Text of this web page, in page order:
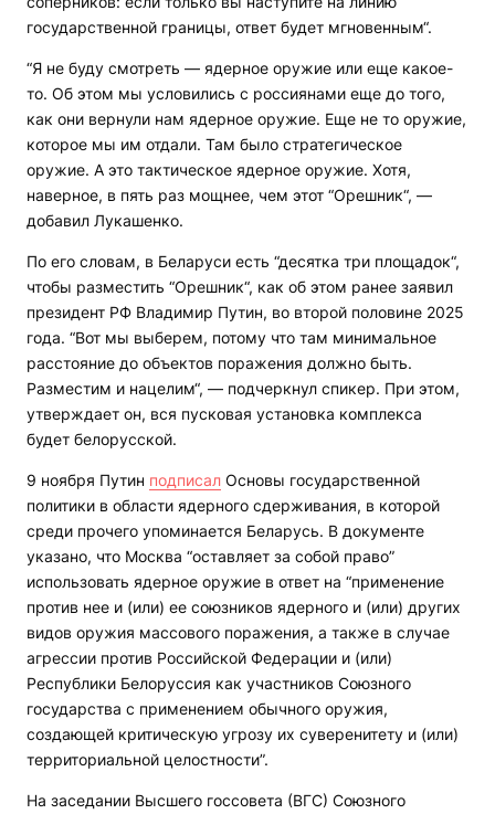
государственной границы, ответ будет мгновенным“.
“Я не буду смотреть — ядерное оружие или еще какое-
то. Об этом мы условились с россиянами еще до того,
как они вернули нам ядерное оружие. Еще не то оружие,
которое мы им отдали. Там было стратегическое
оружие. А это тактическое ядерное оружие. Хотя,
наверное, в пять раз мощнее, чем этот “Орешник“, —
добавил Лукашенко.
По его словам, в Беларуси есть “десятка три площадок“,
чтобы разместить “Орешник“, как об этом ранее заявил
президент РФ Владимир Путин, во второй половине 2025
года. “Вот мы выберем, потому что там минимальное
расстояние до объектов поражения должно быть.
Разместим и нацелим“, — подчеркнул спикер. При этом,
утверждает он, вся пусковая установка комплекса
будет белорусской.
9 ноября Путин подписал Основы государственной
политики в области ядерного сдерживания, в которой
среди прочего упоминается Беларусь. В документе
указано, что Москва “оставляет за собой право”
использовать ядерное оружие в ответ на “применение
против нее и (или) ее союзников ядерного и (или) других
видов оружия массового поражения, а также в случае
агрессии против Российской Федерации и (или)
Республики Белоруссия как участников Союзного
государства с применением обычного оружия,
создающей критическую угрозу их суверенитету и (или)
территориальной целостности”.
На заседании Высшего госсовета (ВГС) Союзного